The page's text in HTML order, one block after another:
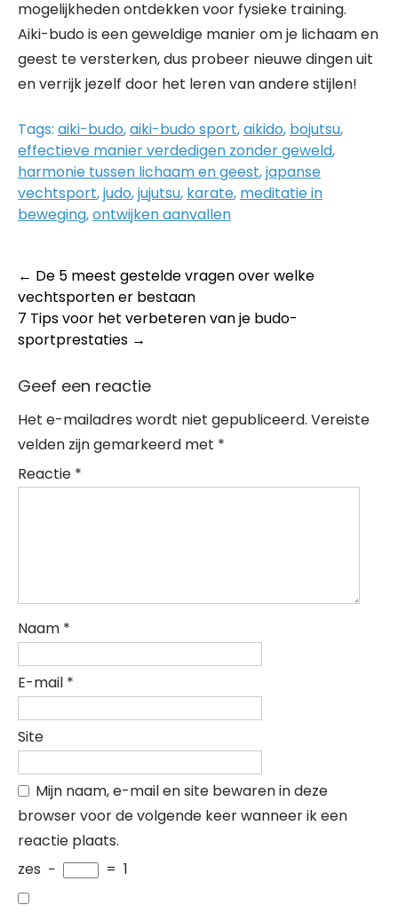
mogelijkheden ontdekken voor fysieke training.
Aiki-budo is een geweldige manier om je lichaam en
geest te versterken, dus probeer nieuwe dingen uit
en verrijk jezelf door het leren van andere stijlen!
Tags: aiki-budo,aiki-budo sport,aikido, bojutsu,
effectieve manier verdedigen zonder geweld,
harmonie tussen lichaam en geest,japanse
vechtsport,judo,jujutsu, karate, meditatie in
beweging,ontwijken aanvallen
Post
navigation
← De 5 meest gestelde vragen over welke
vechtsporten er bestaan
7 Tips voor het verbeteren van je budo-
sportprestaties →
Geef een reactie
Het e-mailadres wordt niet gepubliceerd. Vereiste
velden zijn gemarkeerd met *
Reactie *
Naam *
E-mail *
Site
Mijn naam, e-mail en site bewaren in deze
browser voor de volgende keer wanneer ik een
reactie plaats.
zes − = 1